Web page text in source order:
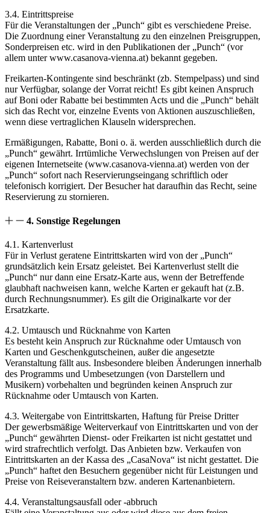
3.4. Eintrittspreise
Für die Veranstaltungen der „Punch“ gibt es verschiedene Preise.
Die Zuordnung einer Veranstaltung zu den einzelnen Preisgruppen,
Sonderpreisen etc. wird in den Publikationen der „Punch“ (vor
allem unter www.casanova-vienna.at) bekannt gegeben.
Freikarten-Kontingente sind beschränkt (zb. Stempelpass) und sind
nur Verfügbar, solange der Vorrat reicht! Es gibt keinen Anspruch
auf Boni oder Rabatte bei bestimmten Acts und die „Punch“ behält
sich das Recht vor, einzelne Events von Aktionen auszuschließen,
wenn diese vertraglichen Klauseln widersprechen.
Ermäßigungen, Rabatte, Boni o. ä. werden ausschließlich durch die
„Punch“ gewährt. Irrtümliche Verwechslungen von Preisen auf der
eigenen Internetseite (www.casanova-vienna.at) werden von der
„Punch“ sofort nach Reservierungseingang schriftlich oder
telefonisch korrigiert. Der Besucher hat daraufhin das Recht, seine
Reservierung zu stornieren.
4. Sonstige Regelungen
4.1. Kartenverlust
Für in Verlust geratene Eintrittskarten wird von der „Punch“
grundsätzlich kein Ersatz geleistet. Bei Kartenverlust stellt die
„Punch“ nur dann eine Ersatz-Karte aus, wenn der Betreffende
glaubhaft nachweisen kann, welche Karten er gekauft hat (z.B.
durch Rechnungsnummer). Es gilt die Originalkarte vor der
Ersatzkarte.
4.2. Umtausch und Rücknahme von Karten
Es besteht kein Anspruch zur Rücknahme oder Umtausch von
Karten und Geschenkgutscheinen, außer die angesetzte
Veranstaltung fällt aus. Insbesondere bleiben Änderungen innerhalb
des Programms und Umbesetzungen (von Darstellern und
Musikern) vorbehalten und begründen keinen Anspruch zur
Rücknahme oder Umtausch von Karten.
4.3. Weitergabe von Eintrittskarten, Haftung für Preise Dritter
Der gewerbsmäßige Weiterverkauf von Eintrittskarten und von der
„Punch“ gewährten Dienst- oder Freikarten ist nicht gestattet und
wird strafrechtlich verfolgt. Das Anbieten bzw. Verkaufen von
Eintrittskarten an der Kassa des „CasaNova“ ist nicht gestattet. Die
„Punch“ haftet den Besuchern gegenüber nicht für Leistungen und
Preise von Reiseveranstaltern bzw. anderen Kartenanbietern.
4.4. Veranstaltungsausfall oder -abbruch